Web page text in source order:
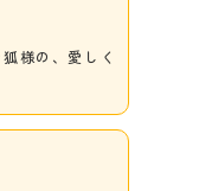
様の、愛しく